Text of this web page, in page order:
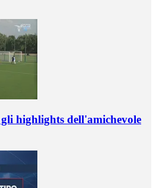
highlights dell'amichevole